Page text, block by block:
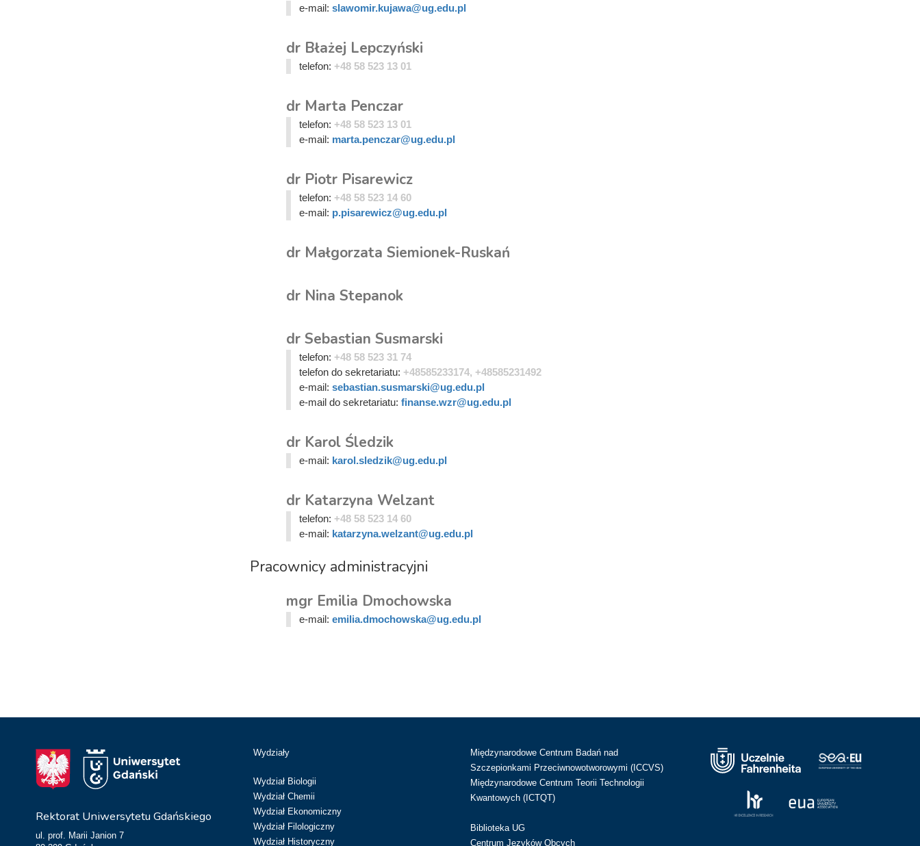
e-mail: slawomir.kujawa@ug.edu.pl
dr Błażej Lepczyński
telefon: +48 58 523 13 01
dr Marta Penczar
telefon: +48 58 523 13 01
e-mail: marta.penczar@ug.edu.pl
dr Piotr Pisarewicz
telefon: +48 58 523 14 60
e-mail: p.pisarewicz@ug.edu.pl
dr Małgorzata Siemionek-Ruskań
dr Nina Stepanok
dr Sebastian Susmarski
telefon: +48 58 523 31 74
telefon do sekretariatu: +48585233174, +48585231492
e-mail: sebastian.susmarski@ug.edu.pl
e-mail do sekretariatu: finanse.wzr@ug.edu.pl
dr Karol Śledzik
e-mail: karol.sledzik@ug.edu.pl
dr Katarzyna Welzant
telefon: +48 58 523 14 60
e-mail: katarzyna.welzant@ug.edu.pl
Pracownicy administracyjni
mgr Emilia Dmochowska
e-mail: emilia.dmochowska@ug.edu.pl
Rektorat Uniwersytetu Gdańskiego
ul. prof. Marii Janion 7
Wydziały
Wydział Biologii
Wydział Chemii
Wydział Ekonomiczny
Wydział Filologiczny
Wydział Historyczny
Międzynarodowe Centrum Badań nad
Szczepionkami Przeciwnowotworowymi (ICCVS)
Międzynarodowe Centrum Teorii Technologii
Kwantowych (ICTQT)
Biblioteka UG
Centrum Języków Obcych